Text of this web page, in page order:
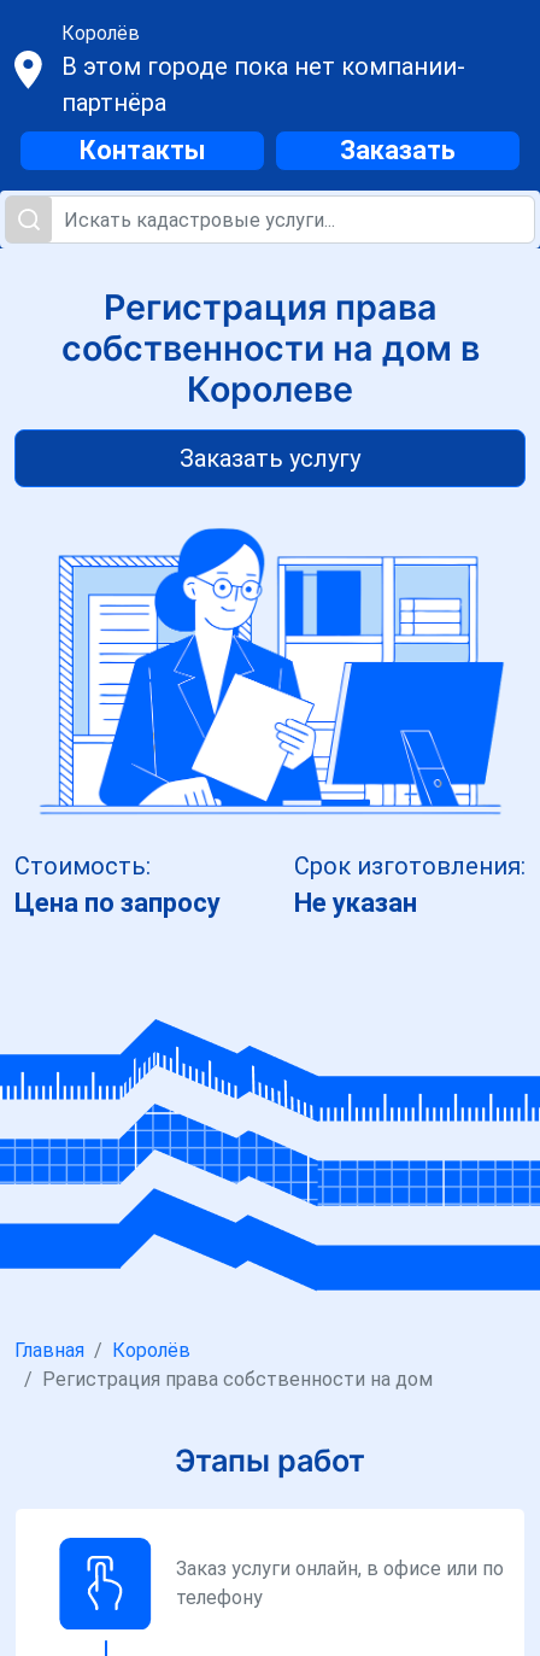
Королёв
В этом городе пока нет компании-
партнёра
Контакты Заказать
Регистрация права
собственности на дом в
Королеве
Заказать услугу
Стоимость:
Цена по запросу
Срок изготовления:
Не указан
Главная
Королёв
Регистрация права собственности на дом
Этапы работ
Заказ услуги онлайн, в офисе или по
телефону